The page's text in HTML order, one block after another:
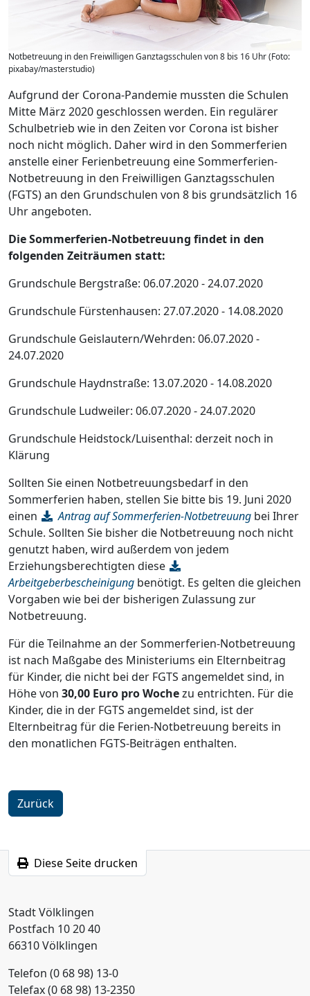
Notbetreuung in den Freiwilligen Ganztagsschulen von 8 bis 16 Uhr (Foto:
pixabay/masterstudio)
Aufgrund der Corona-Pandemie mussten die Schulen
Mitte März 2020 geschlossen werden. Ein regulärer
Schulbetrieb wie in den Zeiten vor Corona ist bisher
noch nicht möglich. Daher wird in den Sommerferien
anstelle einer Ferienbetreuung eine Sommerferien-
Notbetreuung in den Freiwilligen Ganztagsschulen
(FGTS) an den Grundschulen von 8 bis grundsätzlich 16
Uhr angeboten.
Die Sommerferien-Notbetreuung findet in den
folgenden Zeiträumen statt:
Grundschule Bergstraße: 06.07.2020 - 24.07.2020
Grundschule Fürstenhausen: 27.07.2020 - 14.08.2020
Grundschule Geislautern/Wehrden: 06.07.2020 -
24.07.2020
Grundschule Haydnstraße: 13.07.2020 - 14.08.2020
Grundschule Ludweiler: 06.07.2020 - 24.07.2020
Grundschule Heidstock/Luisenthal: derzeit noch in
Klärung
Sollten Sie einen Notbetreuungsbedarf in den
Sommerferien haben, stellen Sie bitte bis 19. Juni 2020
einen
Antrag auf Sommerferien-Notbetreuungbei Ihrer
Schule. Sollten Sie bisher die Notbetreuung noch nicht
genutzt haben, wird außerdem von jedem
Erziehungsberechtigten diese
Arbeitgeberbescheinigung benötigt. Es gelten die gleichen
Vorgaben wie bei der bisherigen Zulassung zur
Notbetreuung.
Für die Teilnahme an der Sommerferien-Notbetreuung
ist nach Maßgabe des Ministeriums ein Elternbeitrag
für Kinder, die nicht bei der FGTS angemeldet sind, in
Höhe von 30,00 Euro pro Wochezu entrichten. Für die
Kinder, die in der FGTS angemeldet sind, ist der
Elternbeitrag für die Ferien-Notbetreuung bereits in
den monatlichen FGTS-Beiträgen enthalten.
Zurück
Diese Seite drucken
Stadt Völklingen
Postfach 10 20 40
66310 Völklingen
Telefon (0 68 98) 13-0
Telefax (0 68 98) 13-2350